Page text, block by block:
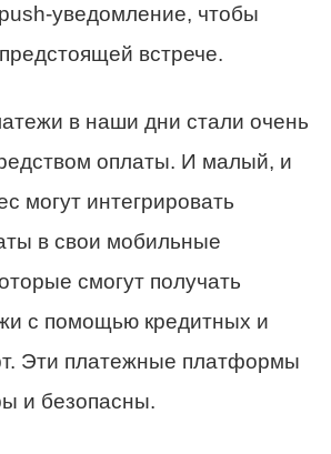
уведомление, чтобы
встрече.
в наши дни стали очень
оплаты. И малый, и
могут интегрировать
в свои мобильные
смогут получать
с помощью кредитных и
Эти платежные платформы
и безопасны.